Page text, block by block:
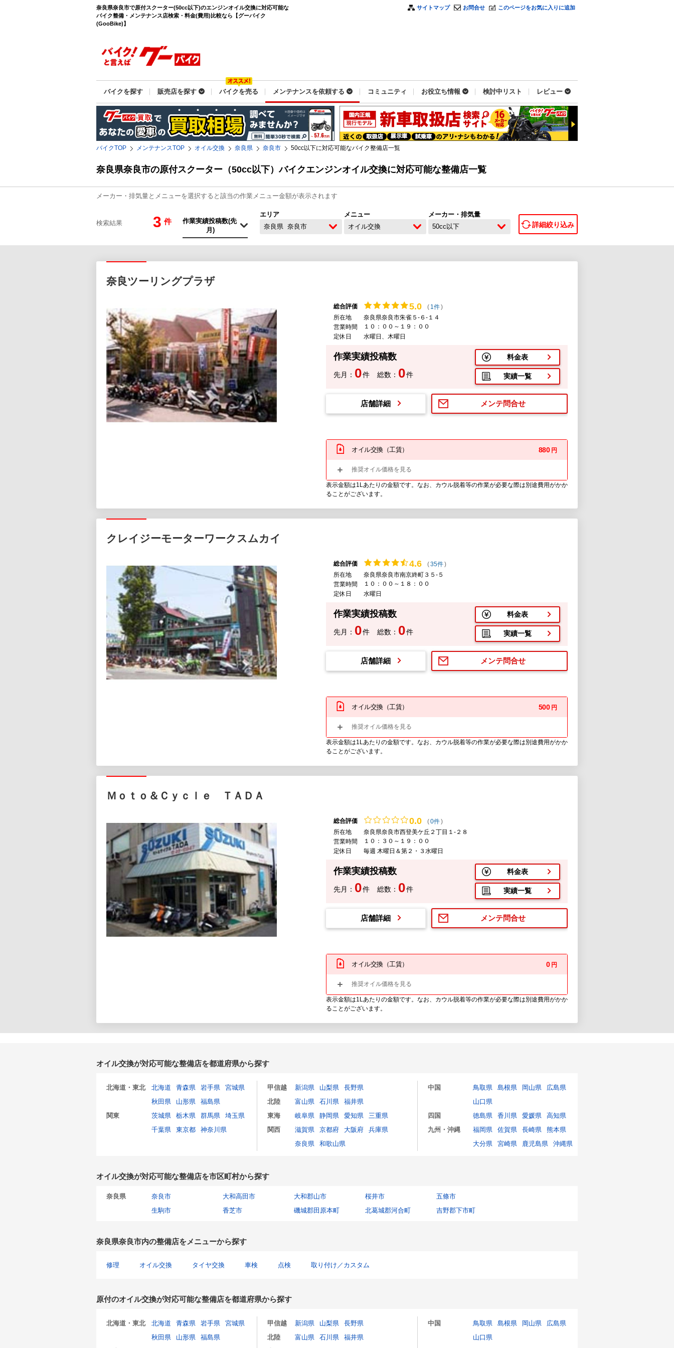
奈良県奈良市で原付スクーター(50cc以下)のエンジンオイル交換に対応可能な
バイク整備・メンテナンス店検索・料金(費用)比較なら【グーバイク
(GooBike)】
サイトマップ お問合せ このページをお気に入りに追加
バイクを探す 販売店を探す バイクを売る メンテナンスを依頼する コミュニティ お役立ち情報 検討中リスト レビュー
バイクTOP メンテナンスTOP オイル交換 奈良県 奈良市 50cc以下に対応可能なバイク整備店一覧
奈良県奈良市の原付スクーター（50cc以下）バイクエンジンオイル交換に対応可能な整備店一覧
メーカー・排気量とメニューを選択すると該当の作業メニュー金額が表示されます
検索結果 3 件
エリア
奈良県 奈良市
メニュー
オイル交換
メーカー・排気量
50cc以下
詳細絞り込み
奈良ツーリングプラザ
総合評価 5.0 ( 1件)
所在地
奈良県奈良市朱雀５-６-１４
営業時間
１０：００～１９：００
定休日
水曜日、木曜日
作業実績投稿数
先月： 0件 総数： 0件
料金表
実績一覧
メンテ問合せ
店舗詳細
オイル交換（工賃） 880 円
推奨オイル価格を見る
表示金額は1Lあたりの金額です。なお、カウル脱着等の作業が必要な際は別途費用がかか
ることがございます。
クレイジーモーターワークスムカイ
総合評価 4.6 (35件)
所在地
奈良県奈良市南京終町３５-５
営業時間
１０：００～１８：００
定休日
水曜日
作業実績投稿数
先月： 0件 総数： 0件
料金表
実績一覧
メンテ問合せ
店舗詳細
オイル交換（工賃） 500 円
推奨オイル価格を見る
表示金額は1Lあたりの金額です。なお、カウル脱着等の作業が必要な際は別途費用がかか
ることがございます。
Ｍｏｔｏ＆Ｃｙｃｌｅ ＴＡＤＡ
総合評価 0.0 (0件)
所在地
奈良県奈良市西登美ケ丘２丁目１-２８
営業時間
１０：３０～１９：００
定休日
毎週 木曜日＆第２・３水曜日
作業実績投稿数
先月： 0件 総数： 0件
料金表
実績一覧
メンテ問合せ
店舗詳細
オイル交換（工賃） 0 円
推奨オイル価格を見る
表示金額は1Lあたりの金額です。なお、カウル脱着等の作業が必要な際は別途費用がかか
ることがございます。
オイル交換が対応可能な整備店を都道府県から探す
北海道・東北 北海道 青森県 岩手県
宮城県
秋田県
山形県
福島県
関東
茨城県 栃木県 群馬県
埼玉県
千葉県
東京都 神奈川県
甲信越 新潟県 山梨県
長野県
北陸
富山県 石川県
福井県
東海
岐阜県 静岡県 愛知県
三重県
関西
滋賀県 京都府 大阪府
兵庫県
奈良県
和歌山県
中国 鳥取県 島根県 岡山県
広島県
山口県
四国
徳島県 香川県 愛媛県
高知県
九州・沖縄
福岡県 佐賀県 長崎県
熊本県
大分県
宮崎県 鹿児島県 沖縄県
オイル交換が対応可能な整備店を市区町村から探す
奈良県 奈良市 大和高田市 大和郡山市 桜井市
五條市
生駒市
香芝市 磯城郡田原本町 北葛城郡河合町 吉野郡下市町
奈良県奈良市内の整備店をメニューから探す
修理 オイル交換 タイヤ交換 車検 点検 取り付け／カスタム
原付のオイル交換が対応可能な整備店を都道府県から探す
北海道・東北 北海道 青森県 岩手県
宮城県
秋田県
山形県
福島県
甲信越 新潟県 山梨県
長野県
北陸
富山県 石川県
福井県
中国 鳥取県 島根県 岡山県
広島県
山口県